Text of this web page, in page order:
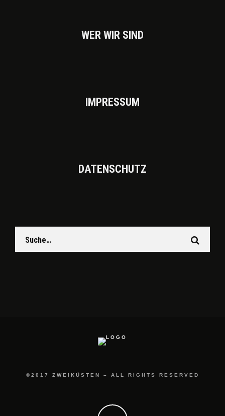
WER WIR SIND
IMPRES­SUM
DATEN­SCHUTZ
©2017 ZWEIKÜSTEN – ALL RIGHTS RESERVED